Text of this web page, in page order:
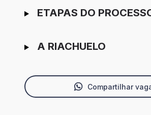
ETAPAS DO
A RIACHUELO
Compartilhar